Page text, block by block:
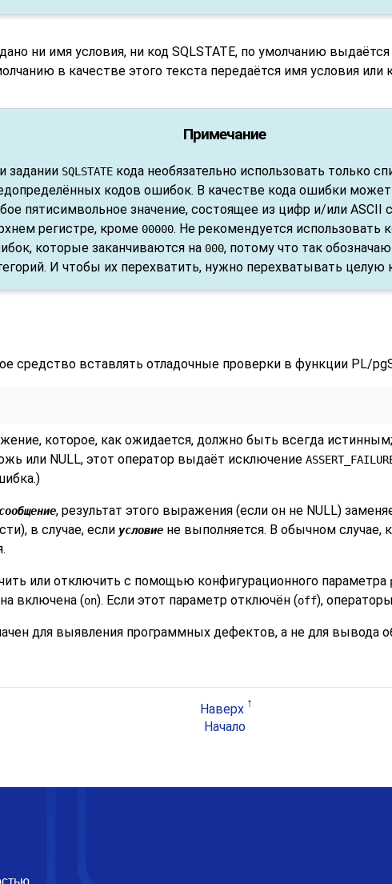
ни имя условия, ни код SQLSTATE, по умолчанию
в качестве этого текста передаётся имя условия или
Примечание
задании SQLSTATEкода необязательно использовать только
кодов ошибок. В качестве кода ошибки
пятисимвольное значение, состоящее из цифр и/или ASCII
регистре, кроме 00000. Не рекомендуется использовать
которые заканчиваются на 000, потому что так
И чтобы их перехватить, нужно перехватывать целую
средство вставлять отладочные проверки в функции PL/
которое, как ожидается, должно быть всегда
или NULL, этот оператор выдаёт исключение
сообщение, результат этого выражения (если он не NULL)
в случае, если условие не выполняется. В обычном случае,
или отключить с помощью конфигурационного параметра
включена (on). Если этот параметр отключён (off), операторы
для выявления программных дефектов, а не для вывода
Наверх
Начало